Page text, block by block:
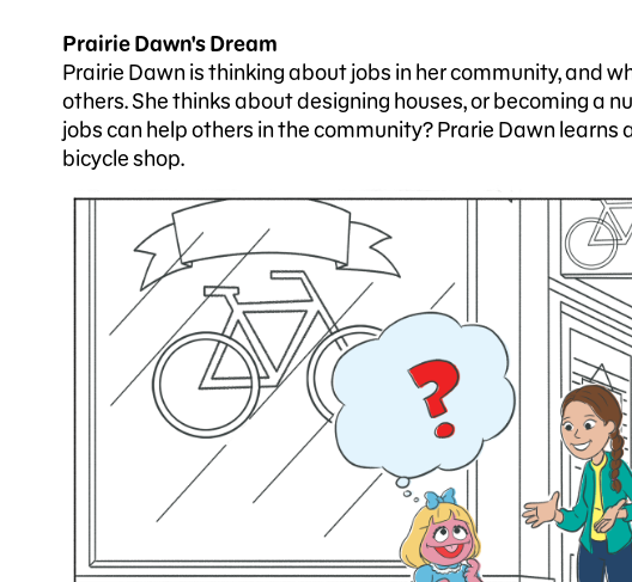
Prairie Dawn's Dream
Prairie Dawn is thinking about jobs in her community, and
others. She thinks about designing houses, or becoming a
jobs can help others in the community? Prarie Dawn
bicycle shop.